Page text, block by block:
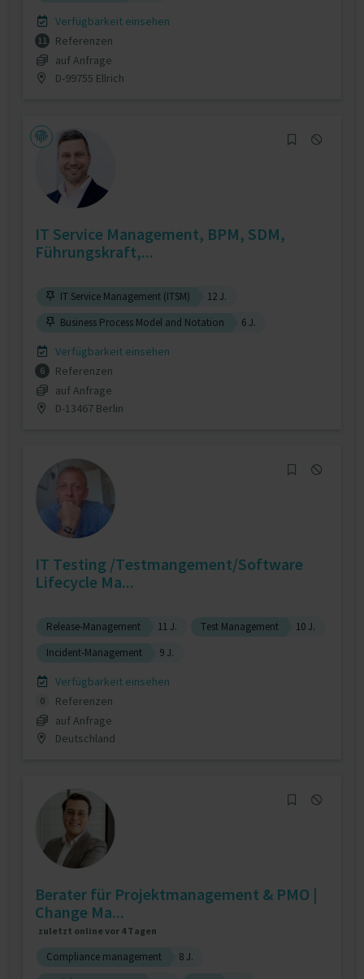
Verfügbarkeit einsehen
11
Referenzen
auf Anfrage
D-99755 Ellrich
IT Service Management, BPM, SDM,
Führungskraft,...
IT Service Management (ITSM)
12 J.
Business Process Model and Notation
6 J.
Verfügbarkeit einsehen
6
Referenzen
auf Anfrage
D-13467 Berlin
IT Testing /Testmangement/Software
Lifecycle Ma...
Release-Management 11 J. Test Management
10 J.
Incident-Management
9 J.
Verfügbarkeit einsehen
0
Referenzen
auf Anfrage
Deutschland
Berater für Projektmanagement & PMO |
Change Ma...
zuletzt online vor 4 Tagen
Compliance management
8 J.